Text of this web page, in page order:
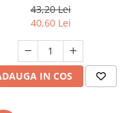
43,20 Lei
40,60 Lei
IN COS